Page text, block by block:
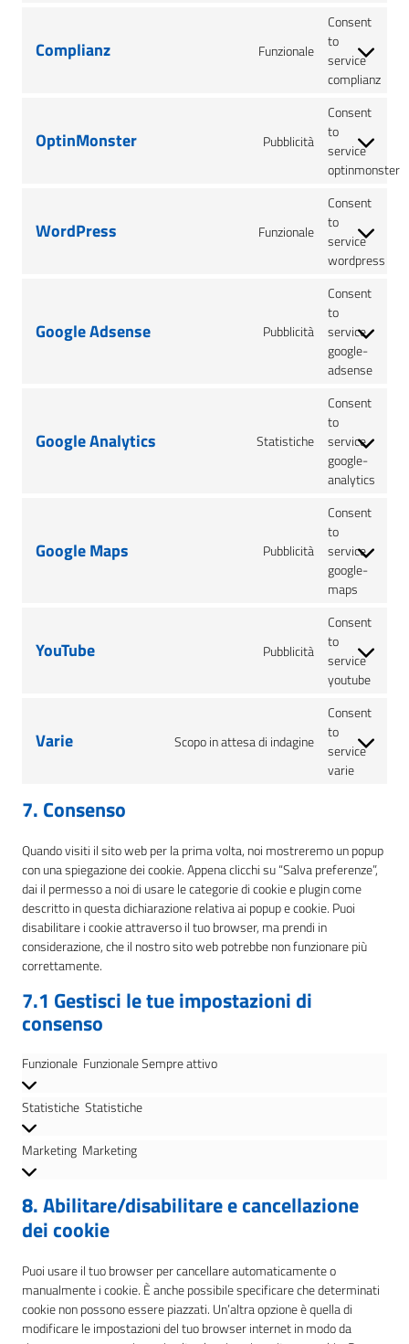
Complianz Funzionale
Consent
to
service
complianz
OptinMonster Pubblicità
Consent
to
service
optinmonster
WordPress Funzionale
Consent
to
service
wordpress
Google Adsense Pubblicità
Consent
to
service
google-
adsense
Google Analytics Statistiche
Consent
to
service
google-
analytics
Google Maps Pubblicità
Consent
to
service
google-
maps
YouTube Pubblicità
Consent
to
service
youtube
Varie Scopo in attesa di indagine
Consent
to
service
varie
7. Consenso
Quando visiti il sito web per la prima volta, noi mostreremo un popup
con una spiegazione dei cookie. Appena clicchi su “Salva preferenze”,
dai il permesso a noi di usare le categorie di cookie e plugin come
descritto in questa dichiarazione relativa ai popup e cookie. Puoi
disabilitare i cookie attraverso il tuo browser, ma prendi in
considerazione, che il nostro sito web potrebbe non funzionare più
correttamente.
7.1 Gestisci le tue impostazioni di
consenso
Funzionale FunzionaleSempre attivo
Statistiche Statistiche
Marketing Marketing
8. Abilitare/disabilitare e cancellazione
dei cookie
Puoi usare il tuo browser per cancellare automaticamente o
manualmente i cookie. È anche possibile specificare che determinati
cookie non possono essere piazzati. Un’altra opzione è quella di
modificare le impostazioni del tuo browser internet in modo da